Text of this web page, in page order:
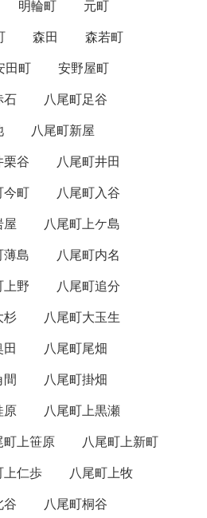
明輪町
元町
森田
森若町
田町
安野屋町
石
八尾町足谷
八尾町新屋
栗谷
八尾町井田
今町
八尾町入谷
屋
八尾町上ケ島
薄島
八尾町内名
上野
八尾町追分
杉
八尾町大玉生
八尾町尾畑
間
八尾町掛畑
原
八尾町上黒瀬
町上笹原
八尾町上新町
上仁歩
八尾町上牧
谷
八尾町桐谷